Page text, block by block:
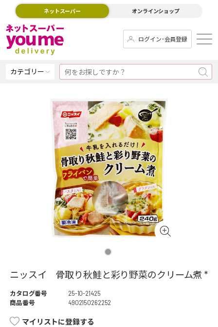
ネットスーパー オンラインショップ
ログイン･会員登録
カテゴリー
ニッスイ 骨取り秋鮭と彩り野菜のクリーム煮 *
カタログ番号
25-10-21425
商品番号
4902150262252
マイリストに登録する